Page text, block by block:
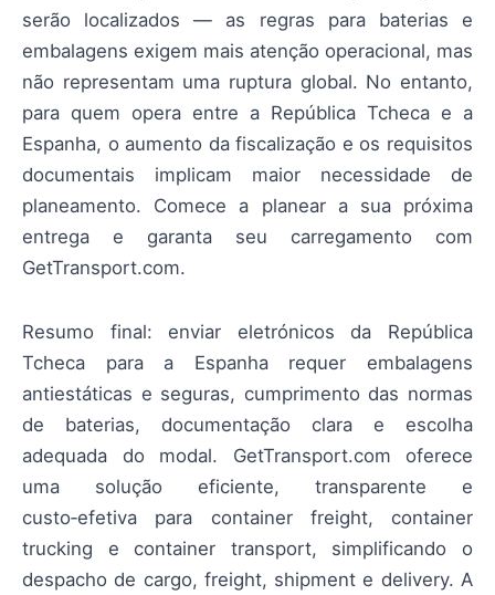
serão localizados — as regras para baterias e
embalagens exigem mais atenção operacional, mas
não representam uma ruptura global. No entanto,
para quem opera entre a República Tcheca e a
Espanha, o aumento da fiscalização e os requisitos
documentais implicam maior necessidade de
planeamento. Comece a planear a sua próxima
entrega e garanta seu carregamento com
GetTransport.com.
Resumo final: enviar eletrónicos da República
Tcheca para a Espanha requer embalagens
antiestáticas e seguras, cumprimento das normas
de baterias, documentação clara e escolha
adequada do modal. GetTransport.com oferece
uma solução eficiente, transparente e
custo‑efetiva para container freight, container
trucking e container transport, simplificando o
despacho de cargo, freight, shipment e delivery. A